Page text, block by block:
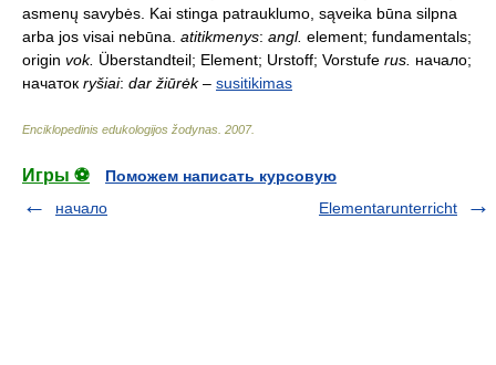
asmenų savybės. Kai stinga patrauklumo, sąveika būna silpna
arba jos visai nebūna. atitikmenys: angl. element; fundamentals;
origin vok. Überstandteil; Element; Urstoff; Vorstufe rus. начало;
начаток ryšiai: dar žiūrėk– susitikimas
Enciklopedinis edukologijos žodynas 2007.
Игры ⚽
Поможем написать курсовую
начало
Elementarunterricht